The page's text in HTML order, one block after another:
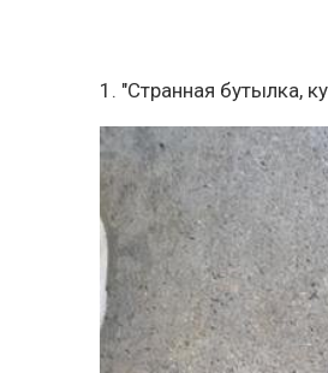
1. "Странная бутылка,